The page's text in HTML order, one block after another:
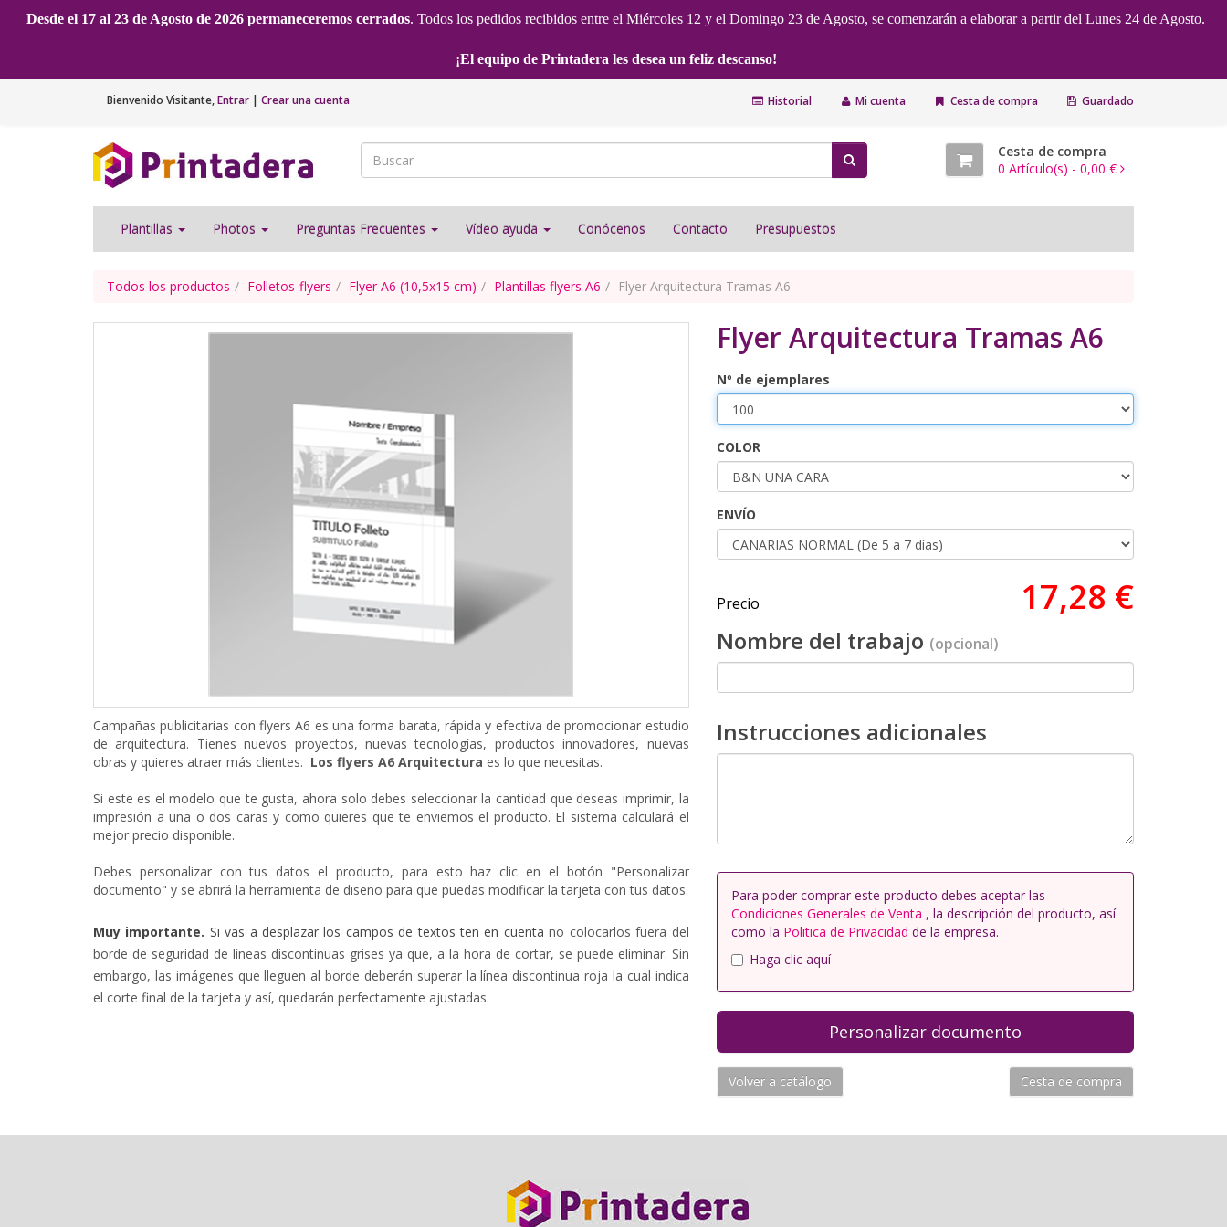
Desde el 17 al 23 de Agosto de 2026 permaneceremos cerrados. Todos los pedidos recibidos entre el Miércoles 12 y el Domingo 23 de Agosto, se comenzarán a elaborar a partir del Lunes 24 de Agosto.
¡El equipo de Printadera les desea un feliz descanso!
Bienvenido Visitante,Entrar | Crear una cuenta Historial Mi cuenta Cesta de compra Guardado
Cesta de compra
0 Artículo(s) - 0,00 €
Plantillas Photos Preguntas Frecuentes Vídeo ayuda Conócenos Contacto Presupuestos
Todos los productos Folletos-flyers Flyer A6 (10,5x15 cm) Plantillas flyers A6 Flyer Arquitectura Tramas A6
Campañas publicitarias con flyers A6 es una forma barata, rápida y efectiva de promocionar estudio
de arquitectura. Tienes nuevos proyectos, nuevas tecnologías, productos innovadores, nuevas
obras y quieres atraer más clientes. Los flyers A6 Arquitectura es lo que necesitas.
Si este es el modelo que te gusta, ahora solo debes seleccionar la cantidad que deseas imprimir, la
impresión a una o dos caras y como quieres que te enviemos el producto. El sistema calculará el
mejor precio disponible.
Debes personalizar con tus datos el producto, para esto haz clic en el botón "Personalizar
documento" y se abrirá la herramienta de diseño para que puedas modificar la tarjeta con tus datos.
Muy importante. Si vas a desplazar los campos de textos ten en cuentano colocarlos fuera del
borde de seguridad de líneas discontinuas grises ya que, a la hora de cortar, se puede eliminar. Sin
embargo, las imágenes que lleguen al borde deberán superar la línea discontinua roja la cual indica
el corte final de la tarjeta y así, quedarán perfectamente ajustadas.
Flyer Arquitectura Tramas A6
Nº de ejemplares
COLOR
ENVÍO
Precio 17,28 €
Nombre del trabajo (opcional)
Instrucciones adicionales
Para poder comprar este producto debes aceptar las
Condiciones Generales de Venta , la descripción del producto, así
como la Politica de Privacidad de la empresa.
Haga clic aquí
Volver a catálogo Cesta de compra